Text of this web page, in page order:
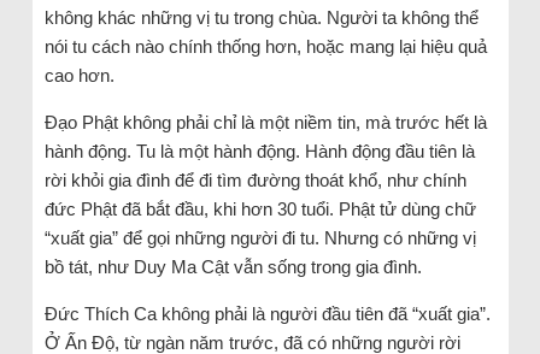
không khác những vị tu trong chùa. Người ta không thể
nói tu cách nào chính thống hơn, hoặc mang lại hiệu quả
cao hơn.
Đạo Phật không phải chỉ là một niềm tin, mà trước hết là
hành động. Tu là một hành động. Hành động đầu tiên là
rời khỏi gia đình để đi tìm đường thoát khổ, như chính
đức Phật đã bắt đầu, khi hơn 30 tuổi. Phật tử dùng chữ
“xuất gia” để gọi những người đi tu. Nhưng có những vị
bồ tát, như Duy Ma Cật vẫn sống trong gia đình.
Đức Thích Ca không phải là người đầu tiên đã “xuất gia”.
Ở Ấn Độ, từ ngàn năm trước, đã có những người rời